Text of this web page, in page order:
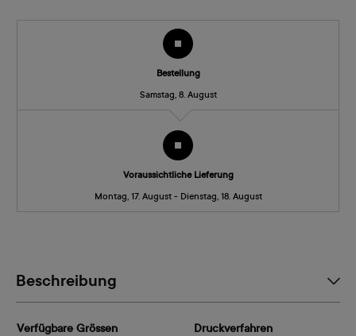
Bestellung
Samstag, 8. August
Voraussichtliche Lieferung
Montag, 17. August - Dienstag, 18. August
Beschreibung
Verfügbare Grössen
Druckverfahren